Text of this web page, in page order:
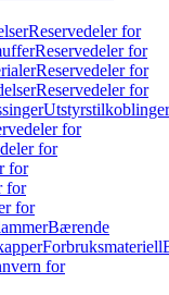
Reservedeler for
Reservedeler for
Reservedeler for
Reservedeler for
Utstyrstilkoblinger
for
for
for
for
for
Bærende
Forbruksmateriell
for